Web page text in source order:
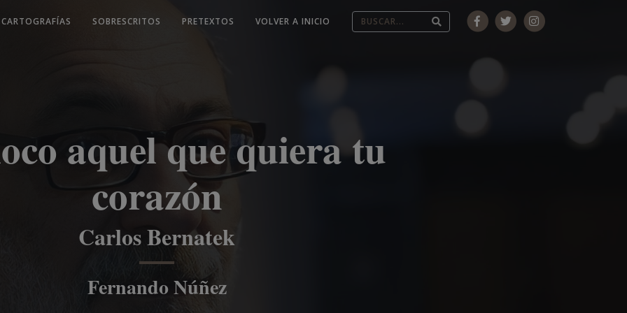
CARTOGRAFÍAS SOBRESCRITOS PRETEXTOS VOLVER A INICIO
aquel que quiera tu
corazón
Carlos Bernatek
Fernando Núñez